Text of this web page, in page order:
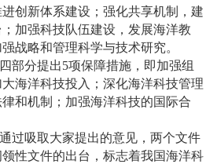
创新体系建设；强化共享机制，建
加强科技队伍建设，发展海洋教
战略和管理科学与技术研究。
部分提出5项保障措施，即加强组
海洋科技投入；深化海洋科技管理
和机制；加强海洋科技的国际合
过吸取大家提出的意见，两个文件
性文件的出台，标志着我国海洋科